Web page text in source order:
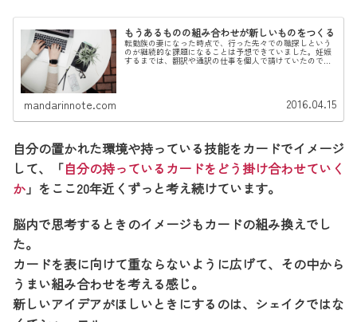
もうあるものの組み合わせが新しいものをつくる
転勤族の妻になった時点で、行った先々での職探しという
のが継続的な課題になることは予想できていました。妊娠
するまでは、翻訳や通訳の仕事を個人で請けていたので、
mandarinnote.com 2016.04.15
自分の置かれた環境や持っている技能をカードでイメージ
して、「自分の持っているカードをどう掛け合わせていく
か 」をここ20年近くずっと考え続けています。
脳内で思考するときのイメージもカードの組み換えでし
た。
カードを表に向けて重ならないように広げて、その中から
うまい組み合わせを考える感じ。
新しいアイデアがほしいときにするのは、シェイクではな